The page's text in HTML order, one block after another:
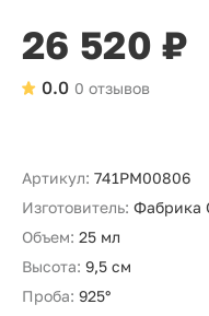
26 520 ₽
0 отзывов
0.0
Артикул: 741РМ00806
Изготовитель: Фабрика
Объем: 25 мл
Высота: 9,5 см
Проба: 925°